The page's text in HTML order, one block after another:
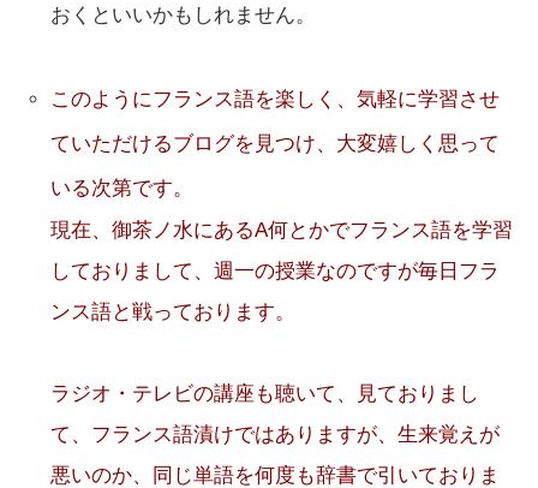
おくといいかもしれません。
このようにフランス語を楽しく、気軽に学習させ
ていただけるブログを見つけ、大変嬉しく思って
いる次第です。
現在、御茶ノ水にあるA何とかでフランス語を学習
しておりまして、週一の授業なのですが毎日フラ
ンス語と戦っております。
ラジオ・テレビの講座も聴いて、見ておりまし
て、フランス語漬けではありますが、生来覚えが
悪いのか、同じ単語を何度も辞書で引いておりま